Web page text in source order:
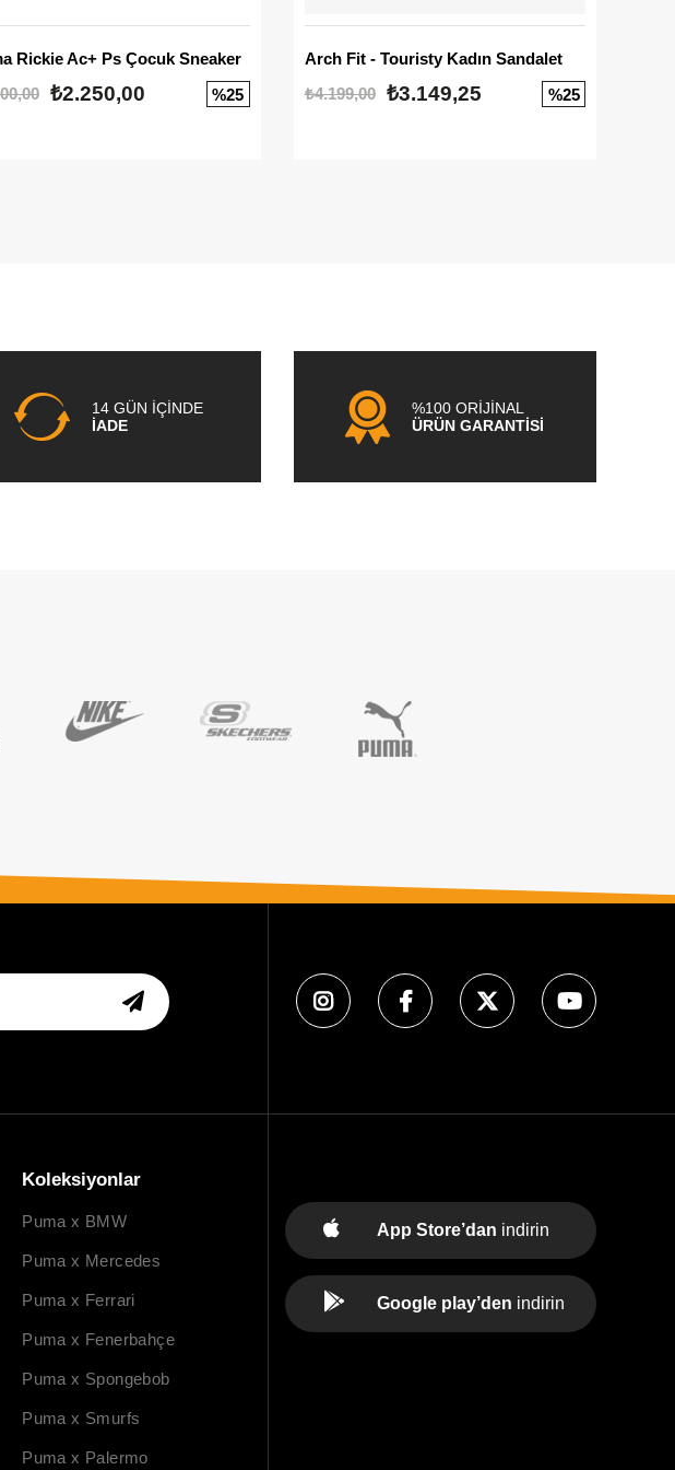
Rickie Ac+ Ps Çocuk Sneaker
₺2.250,00 %25
Arch Fit - Touristy Kadın Sandalet
₺4.199,00
₺3.149,25 %25
14 GÜN İÇİNDE
İADE
%100 ORİJİNAL
ÜRÜN GARANTİSİ
Koleksiyonlar
Puma x BMW
Puma x Mercedes
Puma x Ferrari
Puma x Fenerbahçe
Puma x Spongebob
Puma x Smurfs
Puma x Palermo
App Store’dan indirin
Google play’den indirin